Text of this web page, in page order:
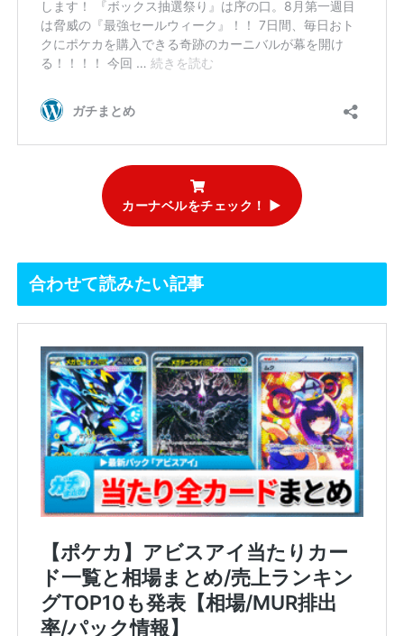
カーナベルをチェック！ ▶
合わせて読みたい記事